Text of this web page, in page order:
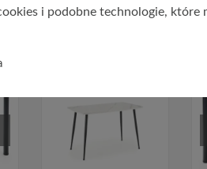
i podobne technologie, które